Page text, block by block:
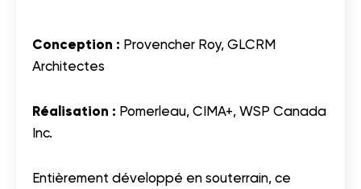
Conception : Provencher Roy, GLCRM
Architectes
Réalisation : Pomerleau, CIMA+, WSP Canada
Inc.
Entièrement développé en souterrain, ce